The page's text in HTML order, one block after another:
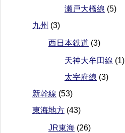
瀬戸大橋線 (5)
九州 (3)
西日本鉄道 (3)
天神大牟田線 (1)
太宰府線 (3)
新幹線 (53)
東海地方 (43)
JR東海 (26)